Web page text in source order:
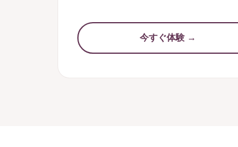
今すぐ体験 →